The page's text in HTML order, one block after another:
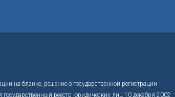
на бланке, решение о государственной регистрации
реестр юридических лиц 10 декабря 2002